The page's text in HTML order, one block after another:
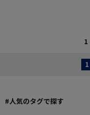
1
1
#人気のタグで探す